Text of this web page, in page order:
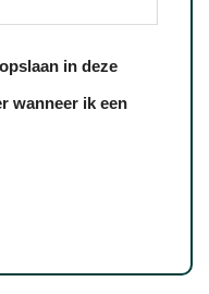
in deze
wanneer ik een